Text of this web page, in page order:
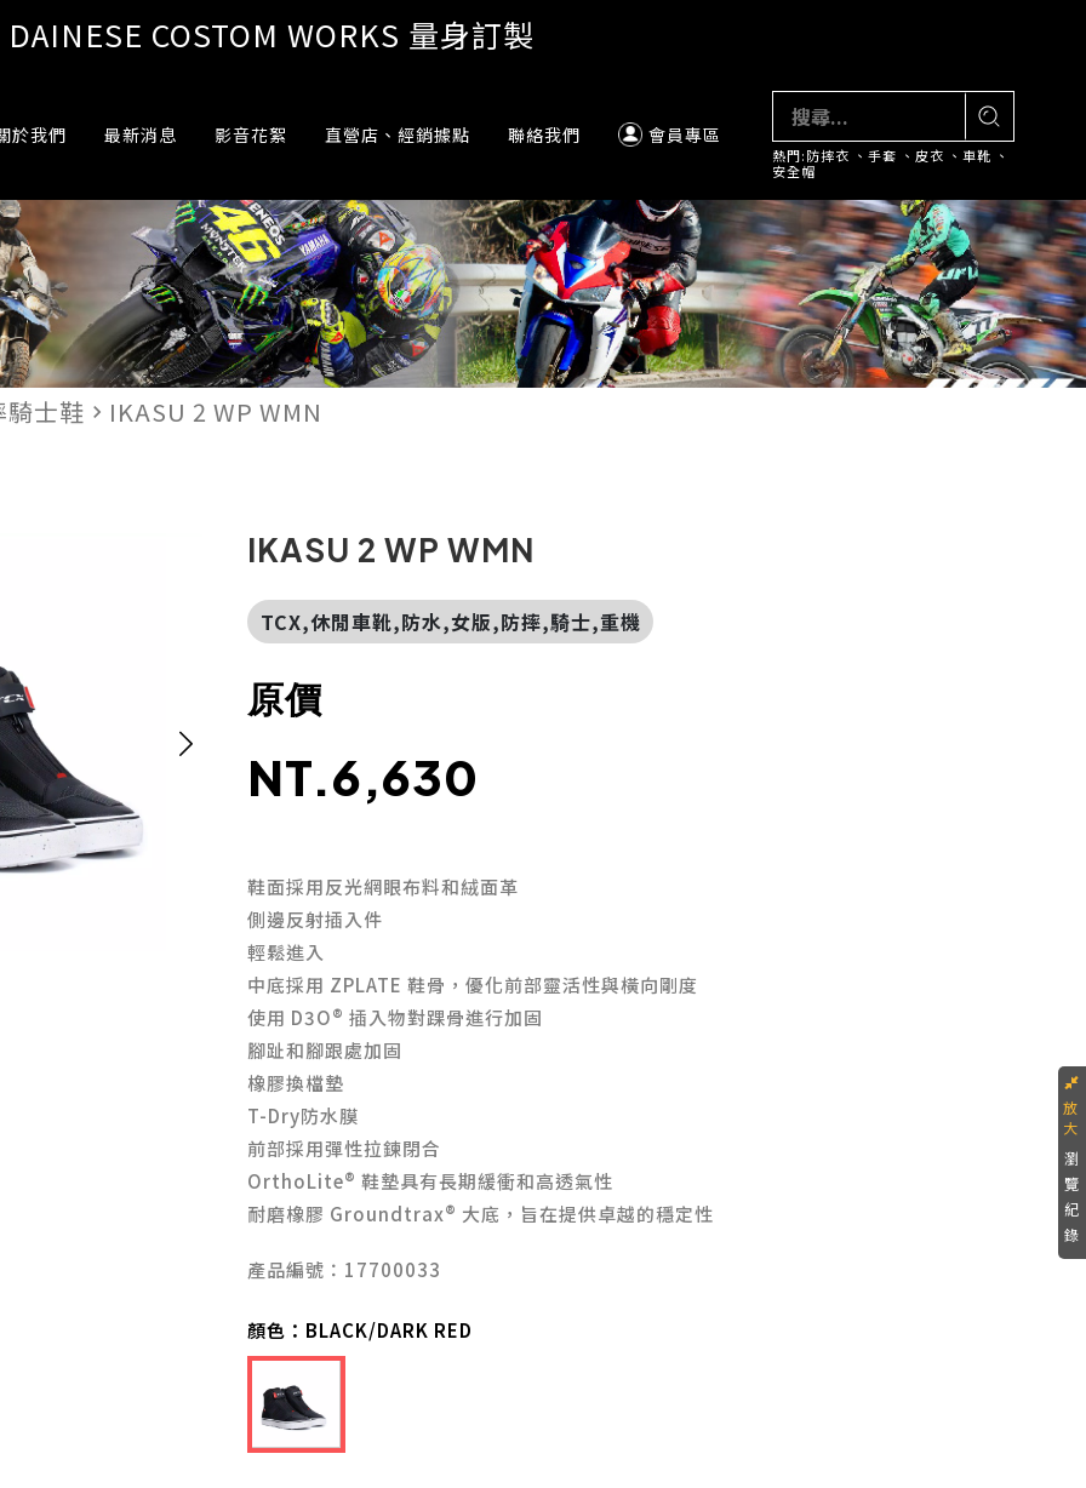
DAINESE COSTOM WORKS 量身訂製
於我們 最新消息 影音花絮 直營店、經銷據點 聯絡我們 會員專區
熱門:防摔衣 、手套 、 皮衣 、車靴 、
安全帽
騎士鞋 navigate_next IKASU 2 WP WMN
IKASU 2 WP WMN
TCX,休閒車靴,防水,女版,防摔,騎士,重機
原價
NT.6,630
鞋面採用反光網眼布料和絨面革
側邊反射插入件
輕鬆進入
中底採用 ZPLATE 鞋骨，優化前部靈活性與橫向剛度
使用 D3O® 插入物對踝骨進行加固
腳趾和腳跟處加固
橡膠換檔墊
T-Dry防水膜
前部採用彈性拉鍊閉合
OrthoLite® 鞋墊具有長期緩衝和高透氣性
耐磨橡膠 Groundtrax® 大底，旨在提供卓越的穩定性
產品編號：17700033
顏色： BLACK/DARK RED
瀏
覽
紀
錄